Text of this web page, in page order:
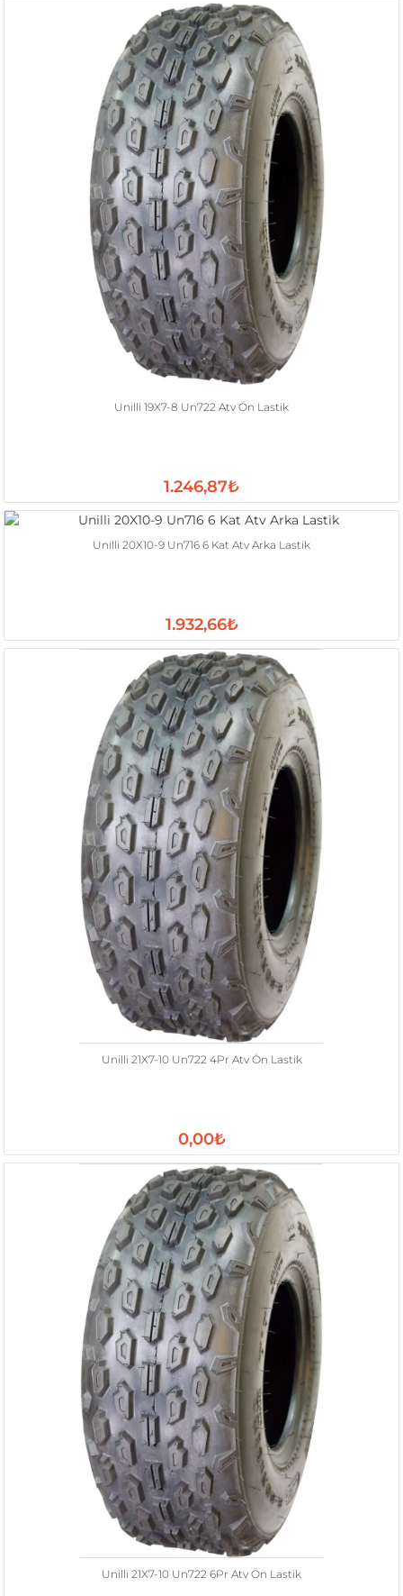
Unilli 19X7-8 Un722 Atv Ön Lastik
1.246,87₺
Unilli 20X10-9 Un716 6 Kat Atv Arka Lastik
1.932,66₺
Unilli 21X7-10 Un722 4Pr Atv Ön Lastik
0,00₺
Unilli 21X7-10 Un722 6Pr Atv Ön Lastik